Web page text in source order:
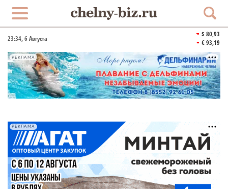
23:34, 6 Августа
$ 80,93
€ 93,19
РЕКЛАМА
РЕКЛАМА